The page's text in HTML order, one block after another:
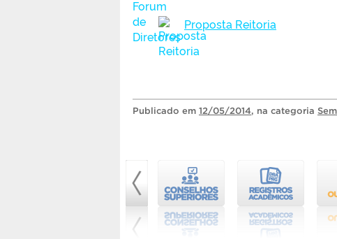
Proposta Reitoria
Publicado em 12/05/2014, na categoria